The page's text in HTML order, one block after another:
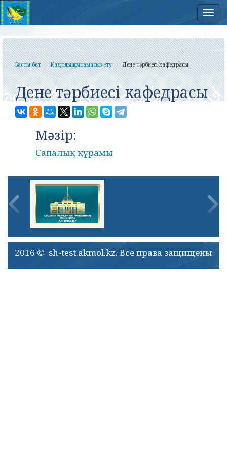
Басты бет Кадрлық қамтамасыз ету Дене тәрбиесі кафедрасы
Дене тәрбиесі кафедрасы
Мәзір:
Сапалық құрамы
2016 © sh-test.akmol.kz. Все права защищены